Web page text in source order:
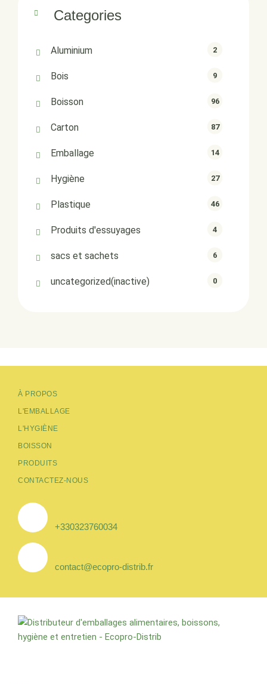
Categories
Aluminium 2
Bois 9
Boisson 96
Carton 87
Emballage 14
Hygiène 27
Plastique 46
Produits d'essuyages 4
sacs et sachets 6
uncategorized(inactive) 0
À PROPOS
L'EMBALLAGE
L'HYGIÈNE
BOISSON
PRODUITS
CONTACTEZ-NOUS
+330323760034
contact@ecopro-distrib.fr